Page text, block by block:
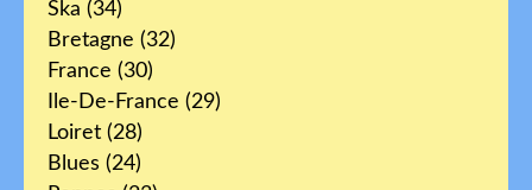
Ska (34)
Bretagne (32)
France (30)
Ile-De-France (29)
Loiret (28)
Blues (24)